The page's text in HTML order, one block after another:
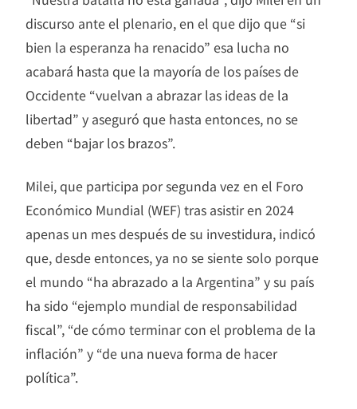
discurso ante el plenario, en el que dijo que “si
bien la esperanza ha renacido” esa lucha no
acabará hasta que la mayoría de los países de
Occidente “vuelvan a abrazar las ideas de la
libertad” y aseguró que hasta entonces, no se
deben “bajar los brazos”.
Milei, que participa por segunda vez en el Foro
Económico Mundial (WEF) tras asistir en 2024
apenas un mes después de su investidura, indicó
que, desde entonces, ya no se siente solo porque
el mundo “ha abrazado a la Argentina” y su país
ha sido “ejemplo mundial de responsabilidad
fiscal”, “de cómo terminar con el problema de la
inflación” y “de una nueva forma de hacer
política”.